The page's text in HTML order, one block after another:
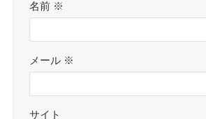
名前 ※
メール ※
サイト